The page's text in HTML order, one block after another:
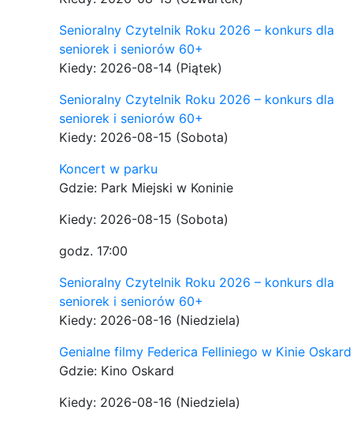
Senioralny Czytelnik Roku 2026 – konkurs dla
seniorek i seniorów 60+
Kiedy: 2026-08-14 (Piątek)
Senioralny Czytelnik Roku 2026 – konkurs dla
seniorek i seniorów 60+
Kiedy: 2026-08-15 (Sobota)
Koncert w parku
Gdzie: Park Miejski w Koninie
Kiedy: 2026-08-15 (Sobota)
godz. 17:00
Senioralny Czytelnik Roku 2026 – konkurs dla
seniorek i seniorów 60+
Kiedy: 2026-08-16 (Niedziela)
Genialne filmy Federica Felliniego w Kinie Oskard
Gdzie: Kino Oskard
Kiedy: 2026-08-16 (Niedziela)